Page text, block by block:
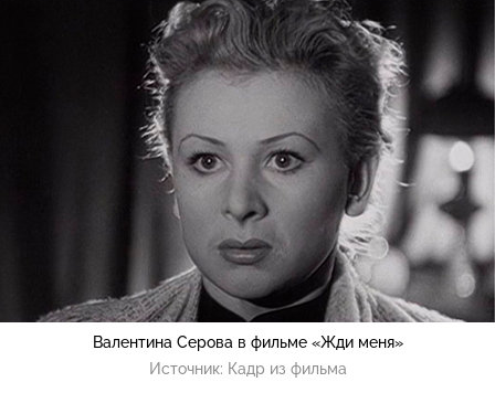
Валентина Серова в фильме «Жди меня»
Источник: Кадр из фильма